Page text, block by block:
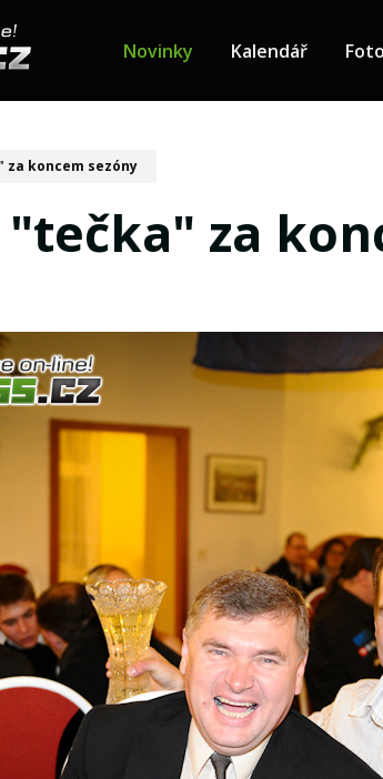
Novinky Kalendář
za koncem sezóny
za